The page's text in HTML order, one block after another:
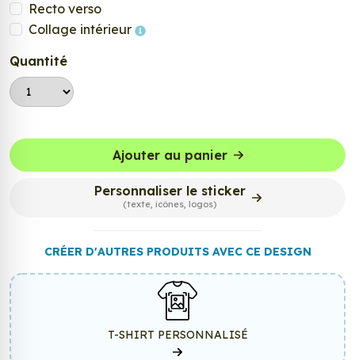
Recto verso
Collage intérieur
Quantité
Ajouter au panier
Personnaliser le sticker
(texte, icônes, logos)
CRÉER D'AUTRES PRODUITS AVEC CE DESIGN
T-SHIRT PERSONNALISÉ